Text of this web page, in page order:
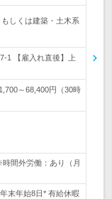
しくは建築・土木系
1 【雇入れ直後】上
～68,400円（30時
間外労働：あり（月
末年始8日* 有給休暇